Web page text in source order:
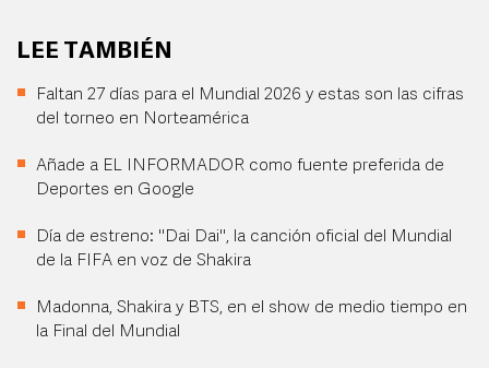
LEE TAMBIÉN
Faltan 27 días para el Mundial 2026 y estas son las cifras
del torneo en Norteamérica
Añade a EL INFORMADOR como fuente preferida de
Deportes en Google
Día de estreno: "Dai Dai", la canción oficial del Mundial
de la FIFA en voz de Shakira
Madonna, Shakira y BTS, en el show de medio tiempo en
la Final del Mundial